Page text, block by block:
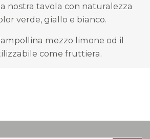
nostra tavola con naturalezza
verde, giallo e bianco.
mezzo limone od il
come fruttiera.